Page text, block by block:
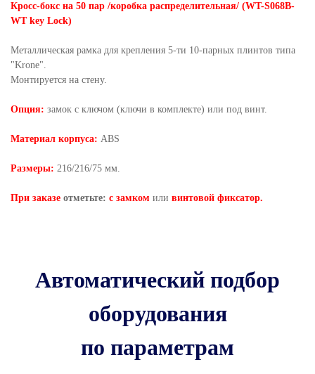
Кросс-бокс на 50 пар /коробка распределительная/ (WT-S068B-
WT key Lock)
Металлическая рамка для крепления 5-ти 10-парных плинтов типа
"Krone".
Монтируется на стену.
Опция: замок с ключом (ключи в комплекте) или под винт.
Материал корпуса: ABS
Размеры: 216/216/75 мм.
При заказе отметьте: с замком или винтовой фиксатор.
Автоматический подбор
оборудования
по параметрам